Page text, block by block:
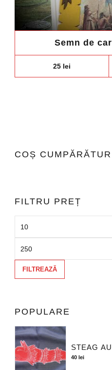
Semn de
25 lei
COȘ
FILTRU PREȚ
FILTREAZĂ
POPULARE
STEAG
40lei